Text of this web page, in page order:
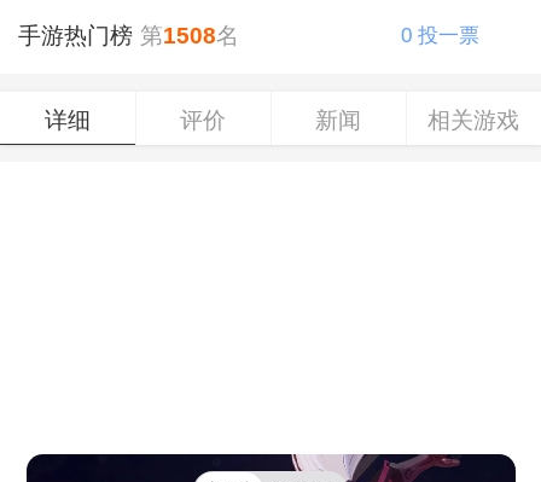
手游热门榜 第1508名 0 投一票
详细 评价 新闻 相关游戏